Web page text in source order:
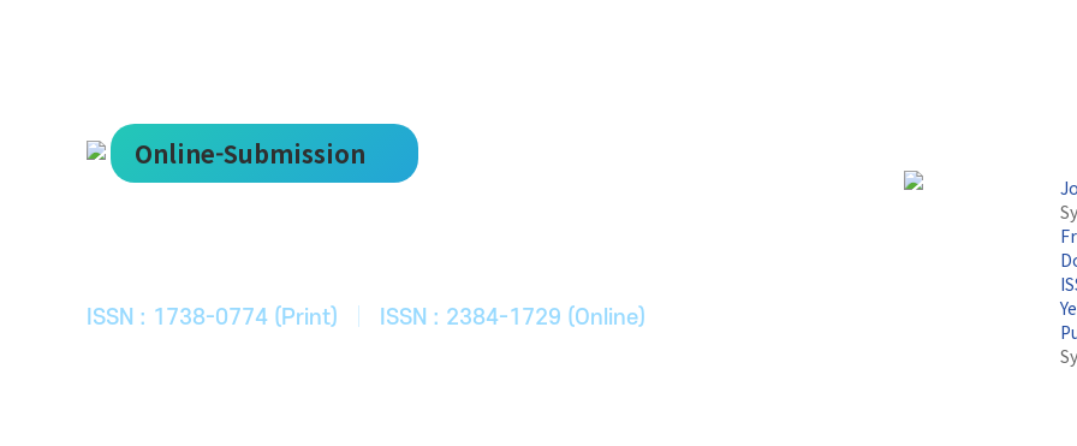
Online-Submission
한국ITS학회논문지
ISSN : 1738-0774 (Print) ISSN : 2384-1729 (Online)